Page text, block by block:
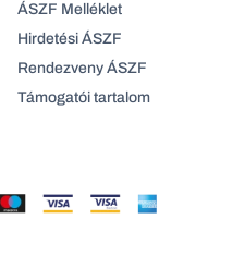
ÁSZF Melléklet
Hirdetési ÁSZF
Rendezveny ÁSZF
Támogatói tartalom